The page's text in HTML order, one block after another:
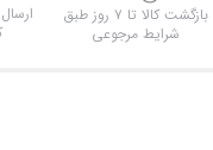
بازگشت کالا تا ۷ روز طبق
شرایط مرجوعی